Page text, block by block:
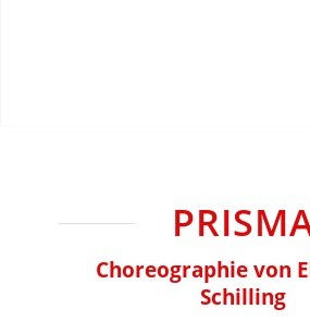
Choreographie von
Schilling